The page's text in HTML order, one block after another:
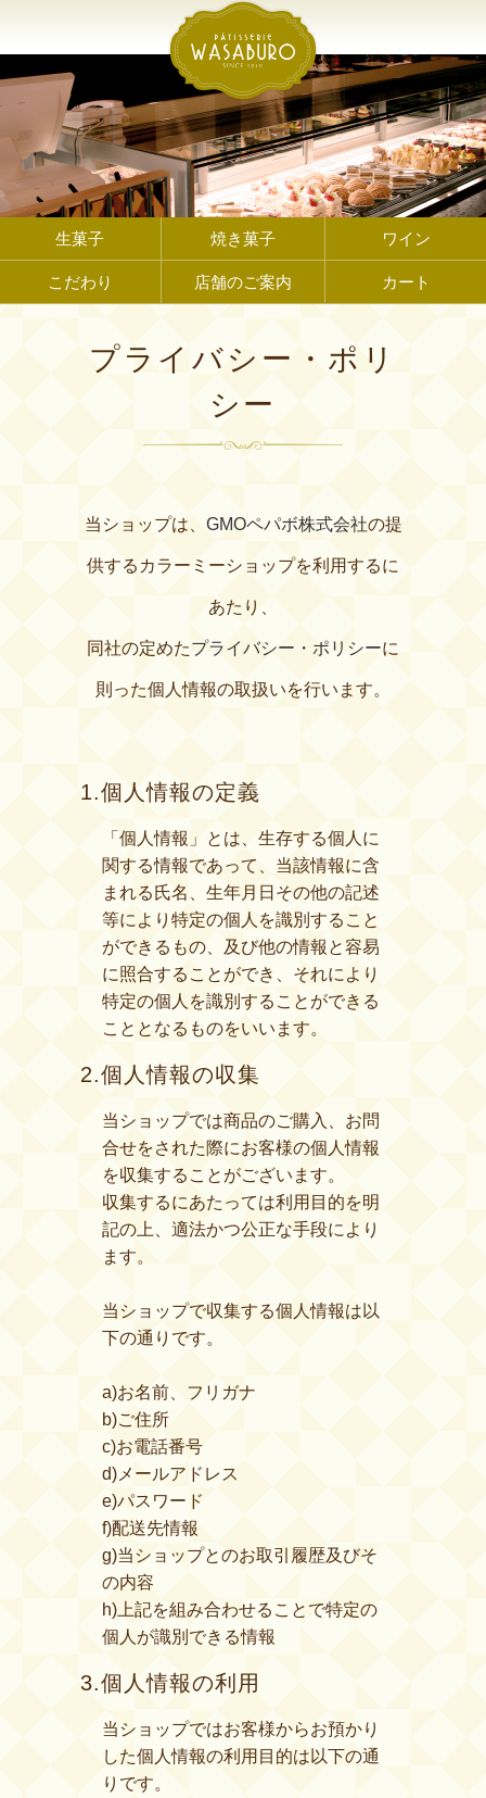
生菓子 焼き菓子 ワイン
こだわり 店舗のご案内 カート
プライバシー・ポリ
シー
当ショップは、 GMOペパボ株式会社の提
供するカラーミーショップを利用するに
あたり、
同社の定めたプライバシー・ポリシーに
則った個人情報の取扱いを行います。
1.個人情報の定義
「個人情報」とは、生存する個人に
関する情報であって、当該情報に含
まれる氏名、生年月日その他の記述
等により特定の個人を識別すること
ができるもの、及び他の情報と容易
に照合することができ、それにより
特定の個人を識別することができる
こととなるものをいいます。
2.個人情報の収集
当ショップでは商品のご購入、お問
合せをされた際にお客様の個人情報
を収集することがございます。
収集するにあたっては利用目的を明
記の上、適法かつ公正な手段により
ます。
当ショップで収集する個人情報は以
下の通りです。
a)お名前、フリガナ
b)ご住所
c)お電話番号
d)メールアドレス
e)パスワード
f)配送先情報
g)当ショップとのお取引履歴及びそ
の内容
h)上記を組み合わせることで特定の
個人が識別できる情報
3.個人情報の利用
当ショップではお客様からお預かり
した個人情報の利用目的は以下の通
りです。